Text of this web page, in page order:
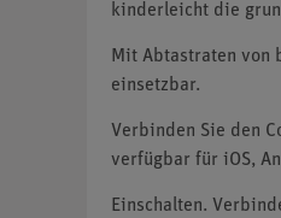
kinderleicht die
Mit Abtastraten von
einsetzbar.
Verbinden Sie den
verfügbar für iOS,
Einschalten.